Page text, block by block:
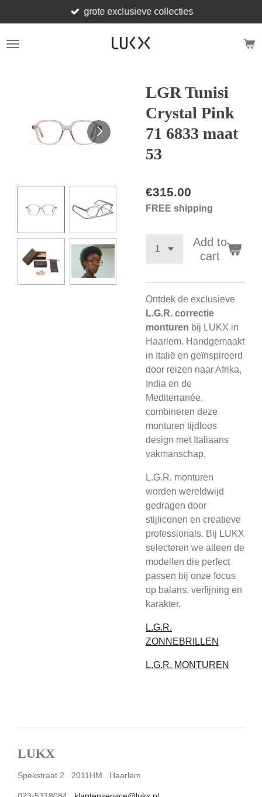
to
main
grote exclusieve collecties
LGR Tunisi
Crystal Pink
71 6833 maat
53
€315.00
FREE shipping
Add to
cart
Ontdek de exclusieve
L.G.R. correctie
monturen bij LUKX in
Haarlem. Handgemaakt
in Italië en geïnspireerd
door reizen naar Afrika,
India en de
Mediterranée,
combineren deze
monturen tijdloos
design met Italiaans
vakmanschap.
L.G.R. monturen
worden wereldwijd
gedragen door
stijliconen en creatieve
professionals. Bij LUKX
selecteren we alleen de
modellen die perfect
passen bij onze focus
op balans, verfijning en
karakter.
L.G.R.
ZONNEBRILLEN
L.G.R. MONTUREN
LUKX
Spekstraat 2 . 2011HM . Haarlem